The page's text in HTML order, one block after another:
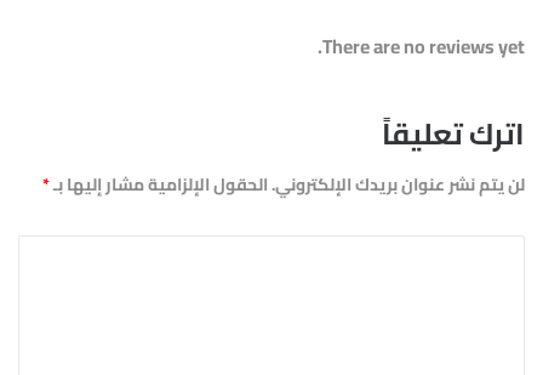
There are no reviews yet.
اترك تعليقاً
لن يتم نشر عنوان بريدك الإلكتروني.الحقول الإلزامية مشار إليها بـ*